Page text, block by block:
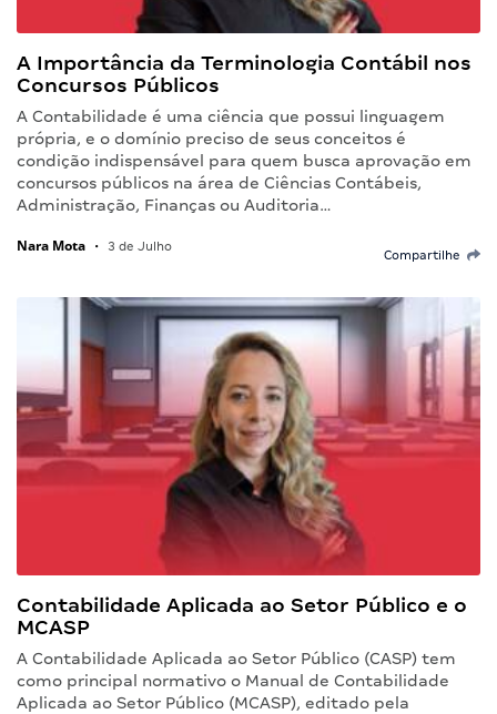
A Importância da Terminologia Contábil nos
Concursos Públicos
A Contabilidade é uma ciência que possui linguagem
própria, e o domínio preciso de seus conceitos é
condição indispensável para quem busca aprovação em
concursos públicos na área de Ciências Contábeis,
Administração, Finanças ou Auditoria…
Nara Mota • 3 de Julho
Compartilhe
Contabilidade Aplicada ao Setor Público e o
MCASP
A Contabilidade Aplicada ao Setor Público (CASP) tem
como principal normativo o Manual de Contabilidade
Aplicada ao Setor Público (MCASP), editado pela